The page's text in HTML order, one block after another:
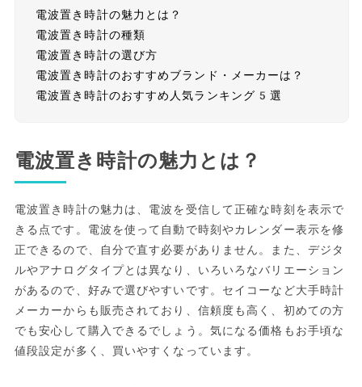
電波置き時計の魅力とは？
電波置き時計の種類
電波置き時計の選び方
電波置き時計のおすすめブランド・メーカーは？
電波置き時計のおすすめ人気ランキング5選
電波置き時計の魅力とは？
電波置き時計の魅力は、電波を受信して正確な時刻を表示で
きる点です。電波を使って自動で時刻やカレンダー表示を修
正できるので、自分で直す必要がありません。また、デジタ
ルやアナログタイプとは異なり、いろいろなバリエーション
があるので、好みで選びやすいです。セイコーなど大手時計
メーカーからも販売されており、信頼度も高く、初めての方
でも安心して購入できるでしょう。気になる価格もお手頃な
値段設定が多く、買いやすくなっています。